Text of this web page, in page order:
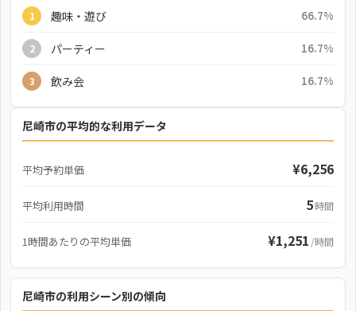
1 趣味・遊び 66.7%
2 パーティー 16.7%
3 飲み会 16.7%
尼崎市の平均的な利用データ
平均予約単価 ¥6,256
平均利用時間 5時間
1時間あたりの平均単価 ¥1,251 /時間
尼崎市の利用シーン別の傾向